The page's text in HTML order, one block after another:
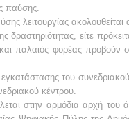
παύσης.
λειτουργίας
δραστηριότητας, είτε
παλαιός φορέας προβούν
του
κέντρου.
στην αρμόδια αρχή